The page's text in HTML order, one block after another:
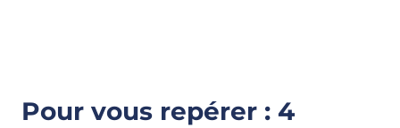
Pour vous repérer : 4